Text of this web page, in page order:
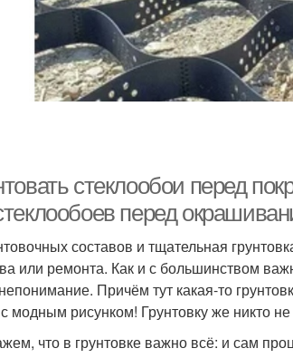
стеклообои перед
перед
составов и тщательная
или ремонта. Как и с большинством
Причём тут какая-то
модным рисунком! Грунтовку же никто
что в грунтовке важно всё: и сам